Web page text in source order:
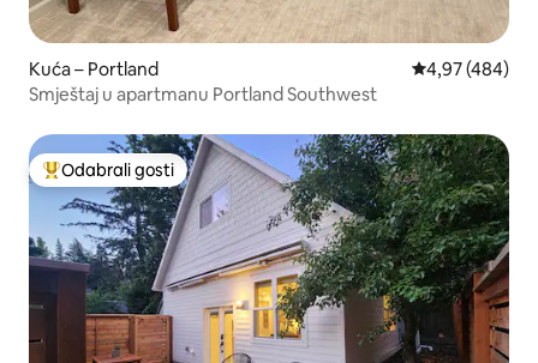
Kuća – Portland Prosječna
4,97 (484)
Smještaj u apartmanu Portland Southwest
Među najviše rangiranima s oznakom „Odabrali gosti”
Odabrali gosti